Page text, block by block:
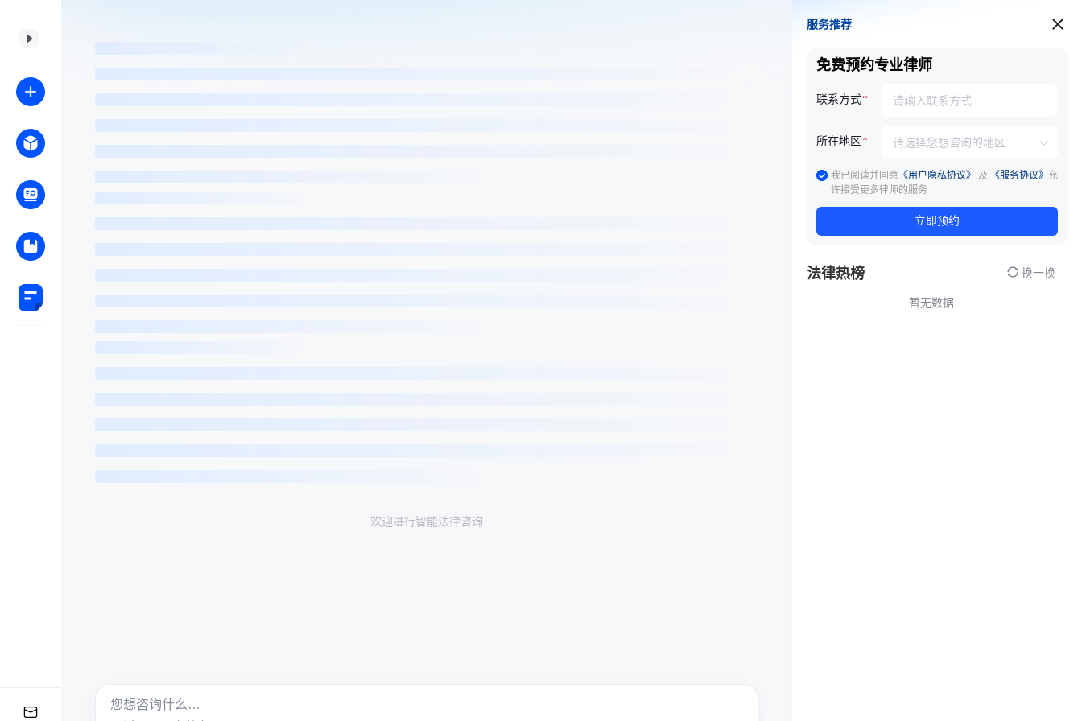
欢迎进行智能法律咨询
服务推荐
服务推荐
免费预约专业律师
联系方式
所在地区
我已阅读并同意 《用户隐私协议》 及 《服务协议》 允
许接受更多律师的服务
立即预约
法律热榜 换一换
暂无数据